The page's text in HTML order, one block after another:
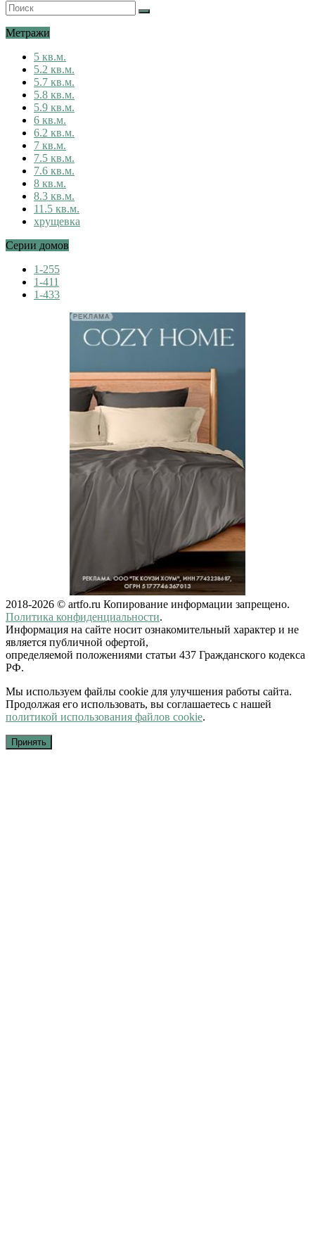
Метражи
5 кв.м.
5.2 кв.м.
5.7 кв.м.
5.8 кв.м.
5.9 кв.м.
6 кв.м.
6.2 кв.м.
7 кв.м.
7.5 кв.м.
7.6 кв.м.
8 кв.м.
8.3 кв.м.
11.5 кв.м.
хрущевка
Серии домов
1-255
1-411
1-433
2018-2026 © artfo.ru Копирование информации запрещено.
Политика конфиденциальности.
Информация на сайте носит ознакомительный характер и не
является публичной офертой,
определяемой положениями статьи 437 Гражданского кодекса
РФ.
Мы используем файлы cookie для улучшения работы сайта.
Продолжая его использовать, вы соглашаетесь с нашей
политикой использования файлов cookie.
Принять